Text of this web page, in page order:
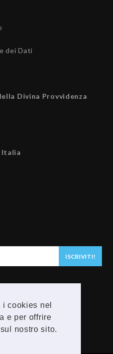
cookies nel
e per offrire
nostro sito.
dei Dati
Divina Provvidenza
Italia
ISCRIVITI!